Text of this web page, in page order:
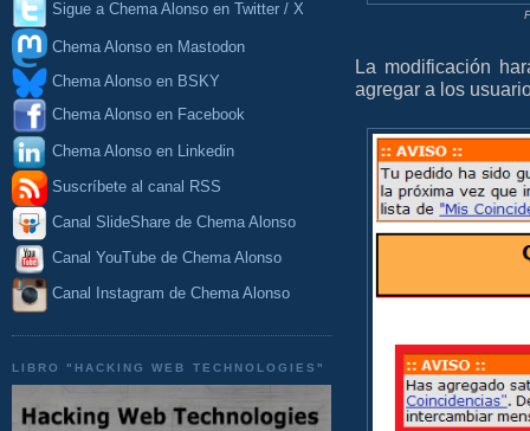
Sigue a Chema Alonso en Twitter / X
Chema Alonso en Mastodon
Chema Alonso en BSKY
Chema Alonso en Facebook
Chema Alonso en Linkedin
Suscríbete al canal RSS
Canal SlideShare de Chema Alonso
Canal YouTube de Chema Alonso
Canal Instagram de Chema Alonso
LIBRO "HACKING WEB TECHNOLOGIES"
La modificación
agregar a los